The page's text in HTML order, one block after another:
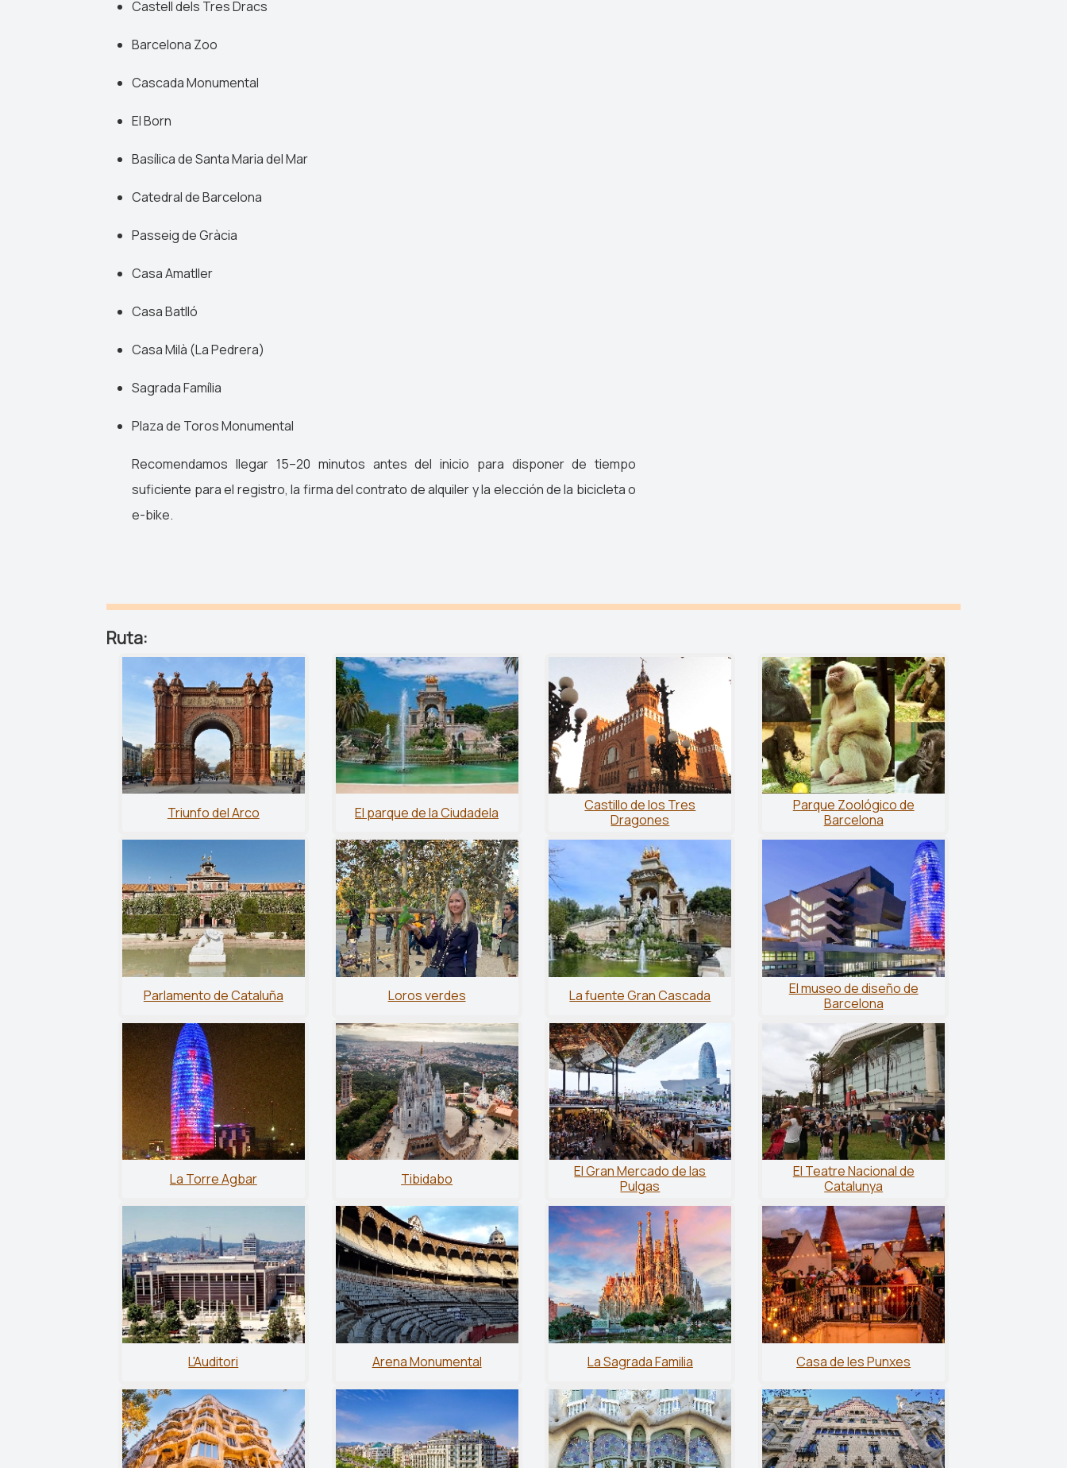
Castell dels Tres Dracs
Barcelona Zoo
Cascada Monumental
El Born
Basílica de Santa Maria del Mar
Catedral de Barcelona
Passeig de Gràcia
Casa Amatller
Casa Batlló
Casa Milà (La Pedrera)
Sagrada Família
Plaza de Toros Monumental
Recomendamos llegar 15–20 minutos antes del inicio para disponer de tiempo
suficiente para el registro, la firma del contrato de alquiler y la elección de la bicicleta o
e-bike.
Ruta:
Triunfo del Arco El parque de la Ciudadela
Castillo de los Tres
Dragones
Parque Zoológico de
Barcelona
Parlamento de Cataluña Loros verdes La fuente Gran Cascada
El museo de diseño de
Barcelona
La Torre Agbar Tibidabo
El Gran Mercado de las
Pulgas
El Teatre Nacional de
Catalunya
L'Auditori Arena Monumental La Sagrada Familia Casa de les Punxes